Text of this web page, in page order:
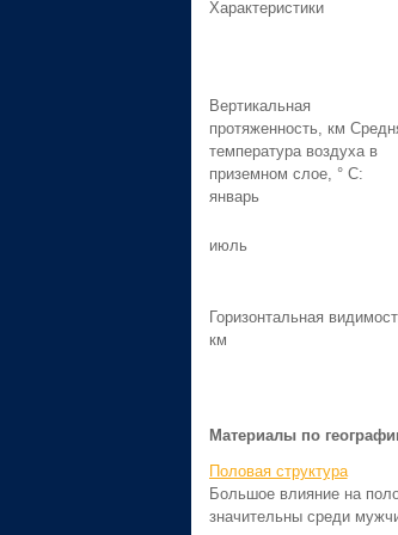
Характеристики
Вертикальная
протяженность, км
температура воздуха в
приземном слое, ° С:
январь
июль
Горизонтальная
км
Материалы по
Половая структура
Большое влияние на
значительны среди